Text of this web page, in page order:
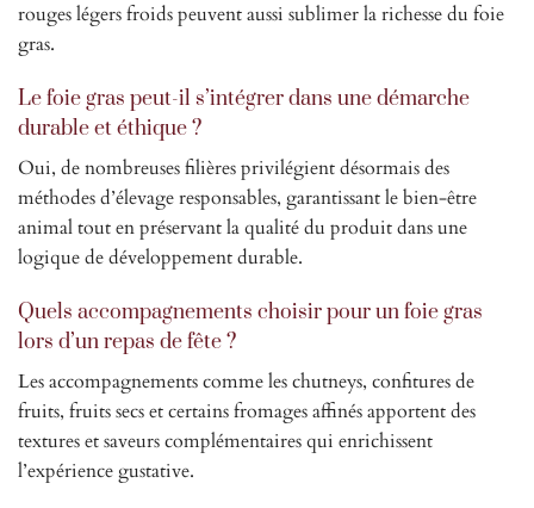
rouges légers froids peuvent aussi sublimer la richesse du foie
gras.
Le foie gras peut-il s’intégrer dans une démarche
durable et éthique ?
Oui, de nombreuses filières privilégient désormais des
méthodes d’élevage responsables, garantissant le bien-être
animal tout en préservant la qualité du produit dans une
logique de développement durable.
Quels accompagnements choisir pour un foie gras
lors d’un repas de fête ?
Les accompagnements comme les chutneys, confitures de
fruits, fruits secs et certains fromages affinés apportent des
textures et saveurs complémentaires qui enrichissent
l’expérience gustative.